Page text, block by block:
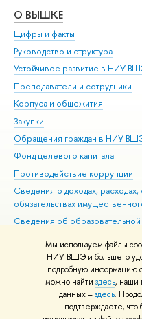
Мы используем файлы
НИУ ВШЭ и большего
подробную информацию
можно найти здесь, наши
данных –здесь.
подтверждаете,
О ВЫШКЕ
Цифры и факты
Руководство и структура
Устойчивое развитие в НИУ
Преподаватели и сотрудники
Корпуса и общежития
Закупки
Обращения граждан в НИУ
Фонд целевого капитала
Противодействие коррупции
Сведения о доходах,
обязательствах
Сведения об образовательной
Людям с ограниченными
Единая платежная страница
Работа в Вышке